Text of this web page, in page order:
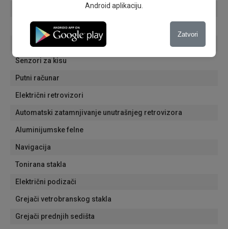
Svetla za maglu
Senzori za svetla
Senzori za kisu
Putni računar
Električni retrovizori
Automatski zatamnjivanje unutrašnjeg retrovizora
Aluminijumske felne
Navigacija
Tonirana stakla
Električni podizači
Grejači vetrobranskog stakla
Grejači prednjih sedišta
Android aplikaciju.
Zatvori